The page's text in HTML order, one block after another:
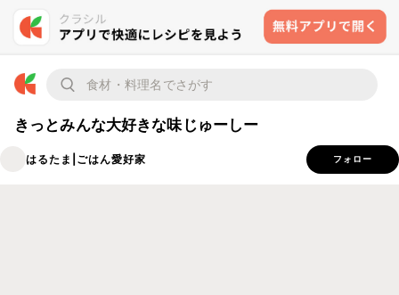
きっとみんな大好きな味じゅーしー
はるたま|ごはん愛好家 フォロー